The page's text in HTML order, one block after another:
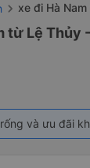
xe đi Hà
từ Lệ
và ưu đãi